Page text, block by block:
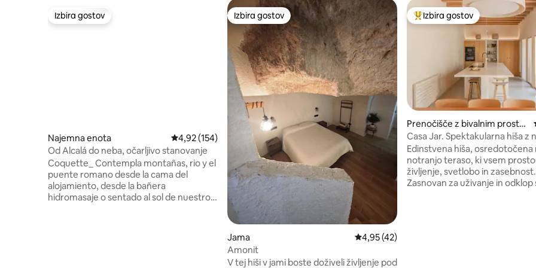
Izbira gostov
Izbira gostov
Najemna enota Povprečna ocena: 4,92 od 5, št. mnenj: 154
4,92 (154)
Od Alcalá do neba, očarljivo stanovanje
Coquette_ Contempla montañas, rio y el
puente romano desde la cama del
alojamiento, desde la bañera
hidromasaje o sentado al sol de nuestro
Izbira gostov
Izbira gostov
Jama Povprečna ocena: 4,95 od 5, št. mnenj: 42
4,95 (42)
Amonit
V tej hiši v jami boste doživeli življenje pod
Najbolj priljubljena prenočišča
Izbira gostov
Prenočišče z bivalnim prostor
om
Casa Jar. Spektakularna hiša z
teraso.
Edinstvena hiša, osredotočena
notranjo teraso, ki vsem
življenje, svetlobo in zasebnost.
Zasnovan za uživanje in odklop